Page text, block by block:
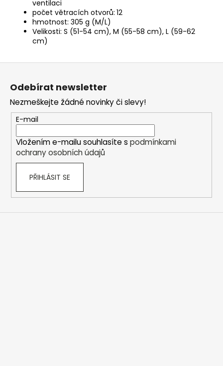
ventilaci
počet větracích otvorů: 12
hmotnost: 305 g (M/L)
Velikosti: S (51-54 cm), M (55-58 cm), L (59-62
cm)
Z
Odebírat newsletter
Nezmeškejte žádné novinky či slevy!
E-mail
Vložením e-mailu souhlasíte s podmínkami
ochrany osobních údajů
PŘIHLÁSIT SE